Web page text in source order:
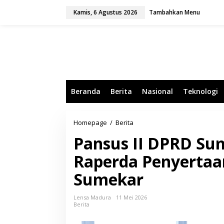
Kamis, 6 Agustus 2026 Tambahkan Menu
Beranda Berita Nasional Teknologi
Homepage / Berita
n
s
u
s
I
I
D
Pansus II DPRD
Raperda
Sumekar
Lensa Madura
11 Mei 2026
Berita